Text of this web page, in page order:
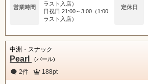
営業時間
ラスト入店）
日祝日 21:00～3:00（1:00
ラスト入店）
定休日
中洲・スナック
Pearl (パール)
2件 188pt